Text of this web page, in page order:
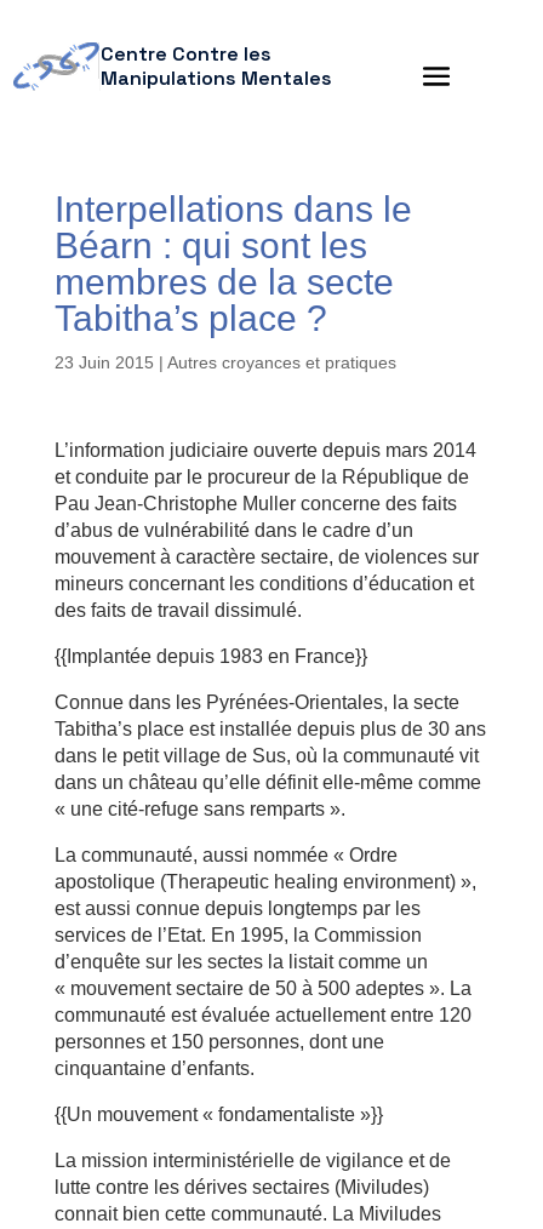
Centre Contre les
Manipulations Mentales
Interpellations dans le
Béarn : qui sont les
membres de la secte
Tabitha’s place ?
23 Juin 2015 | Autres croyances et pratiques
L’information judiciaire ouverte depuis mars 2014
et conduite par le procureur de la République de
Pau Jean-Christophe Muller concerne des faits
d’abus de vulnérabilité dans le cadre d’un
mouvement à caractère sectaire, de violences sur
mineurs concernant les conditions d’éducation et
des faits de travail dissimulé.
{{Implantée depuis 1983 en France}}
Connue dans les Pyrénées-Orientales, la secte
Tabitha’s place est installée depuis plus de 30 ans
dans le petit village de Sus, où la communauté vit
dans un château qu’elle définit elle-même comme
« une cité-refuge sans remparts ».
La communauté, aussi nommée « Ordre
apostolique (Therapeutic healing environment) »,
est aussi connue depuis longtemps par les
services de l’Etat. En 1995, la Commission
d’enquête sur les sectes la listait comme un
« mouvement sectaire de 50 à 500 adeptes ». La
communauté est évaluée actuellement entre 120
personnes et 150 personnes, dont une
cinquantaine d’enfants.
{{Un mouvement « fondamentaliste »}}
La mission interministérielle de vigilance et de
lutte contre les dérives sectaires (Miviludes)
connait bien cette communauté. La Miviludes